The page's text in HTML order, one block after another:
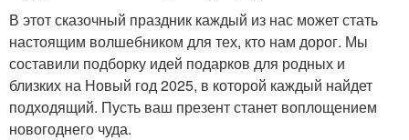
В этот сказочный праздник каждый из нас может стать
настоящим волшебником для тех, кто нам дорог. Мы
составили подборку идей подарков для родных и
близких на Новый год 2025, в которой каждый найдет
подходящий. Пусть ваш презент станет воплощением
новогоднего чуда.